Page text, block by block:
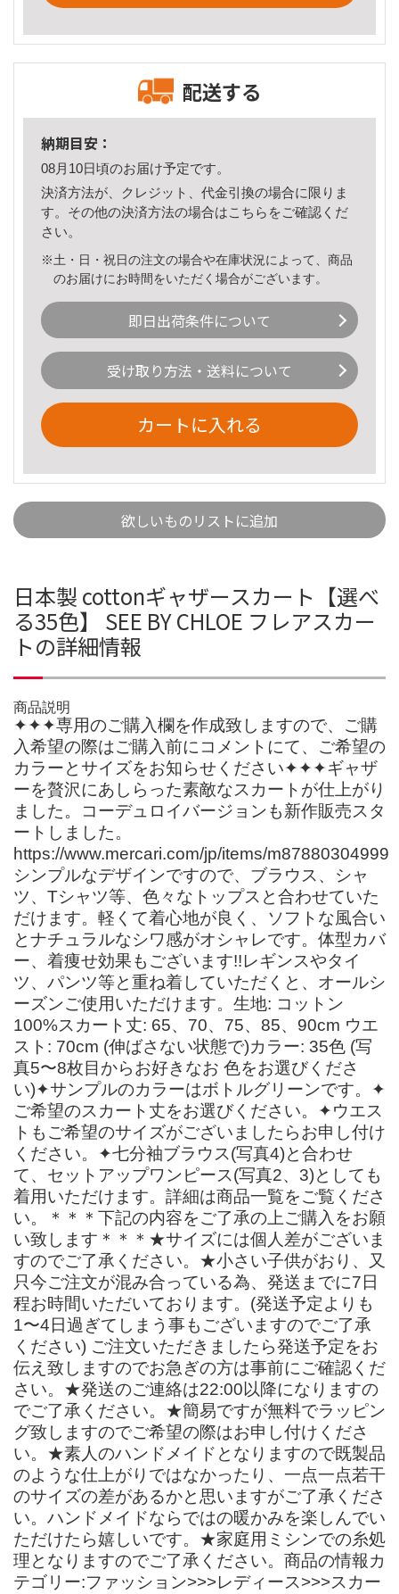
配送する
納期目安：
08月10日頃のお届け予定です。
決済方法が、クレジット、代金引換の場合に限りま
す。その他の決済方法の場合はこちら をご確認くだ
さい。
※土・日・祝日の注文の場合や在庫状況によって、商品
のお届けにお時間をいただく場合がございます。
即日出荷条件について
受け取り方法・送料について
カートに入れる
欲しいものリストに追加
日本製 cottonギャザースカート【選べ
る35色】 SEE BY CHLOE フレアスカー
トの詳細情報
商品説明
✦✦✦専用のご購入欄を作成致しますので、ご購
入希望の際はご購入前にコメントにて、ご希望の
カラーとサイズをお知らせください✦✦✦ギャザ
ーを贅沢にあしらった素敵なスカートが仕上がり
ました。コーデュロイバージョンも新作販売スタ
ートしました。
https://www.mercari.com/jp/items/m87880304999
シンプルなデザインですので、ブラウス、シャ
ツ、Tシャツ等、色々なトップスと合わせていた
だけます。軽くて着心地が良く、ソフトな風合い
とナチュラルなシワ感がオシャレです。体型カバ
ー、着痩せ効果もございます!!レギンスやタイ
ツ、パンツ等と重ね着していただくと、オールシ
ーズンご使用いただけます。生地: コットン
100%スカート丈: 65、70、75、85、90cm ウエ
スト: 70cm (伸ばさない状態で)カラー: 35色 (写
真5〜8枚目からお好きなお 色をお選びくださ
い)✦サンプルのカラーはボトルグリーンです。✦
ご希望のスカート丈をお選びください。✦ウエス
トもご希望のサイズがございましたらお申し付け
ください。✦七分袖ブラウス(写真4)と合わせ
て、セットアップワンピース(写真2、3)としても
着用いただけます。詳細は商品一覧をご覧くださ
い。＊＊＊下記の内容をご了承の上ご購入をお願
い致します＊＊＊★サイズには個人差がございま
すのでご了承ください。★小さい子供がおり、又
只今ご注文が混み合っている為、発送までに7日
程お時間いただいております。(発送予定よりも
1〜4日過ぎてしまう事もございますのでご了承
ください) ご注文いただきましたら発送予定をお
伝え致しますのでお急ぎの方は事前にご確認くだ
さい。★発送のご連絡は22:00以降になりますの
でご了承ください。★簡易ですが無料でラッピン
グ致しますのでご希望の際はお申し付けくださ
い。★素人のハンドメイドとなりますので既製品
のような仕上がりではなかったり、一点一点若干
のサイズの差があるかと思いますがご了承くださ
い。ハンドメイドならではの暖かみを楽しんでい
ただけたら嬉しいです。★家庭用ミシンでの糸処
理となりますのでご了承ください。商品の情報カ
テゴリー:ファッション>>>レディース>>>スカー